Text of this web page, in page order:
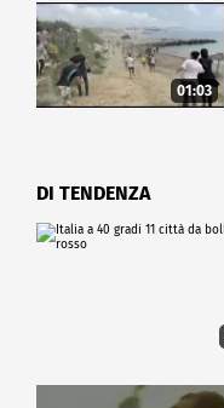
01:03
DI TENDENZA